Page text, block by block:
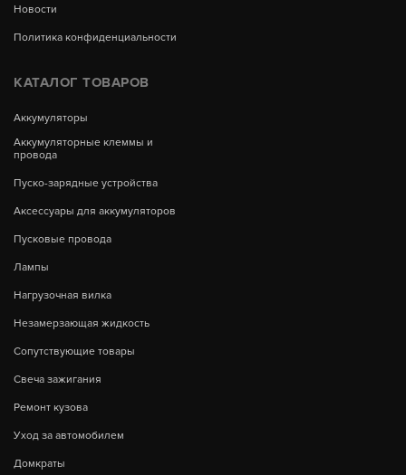
Новости
Политика конфиденциальности
КАТАЛОГ ТОВАРОВ
Аккумуляторы
Аккумуляторные клеммы и
провода
Пуско-зарядные устройства
Аксессуары для аккумуляторов
Пусковые провода
Лампы
Нагрузочная вилка
Незамерзающая жидкость
Сопутствующие товары
Свеча зажигания
Ремонт кузова
Уход за автомобилем
Домкраты